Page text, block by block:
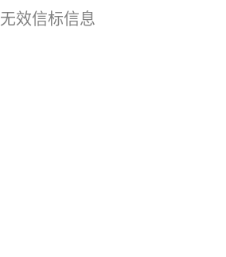
无效信标信息